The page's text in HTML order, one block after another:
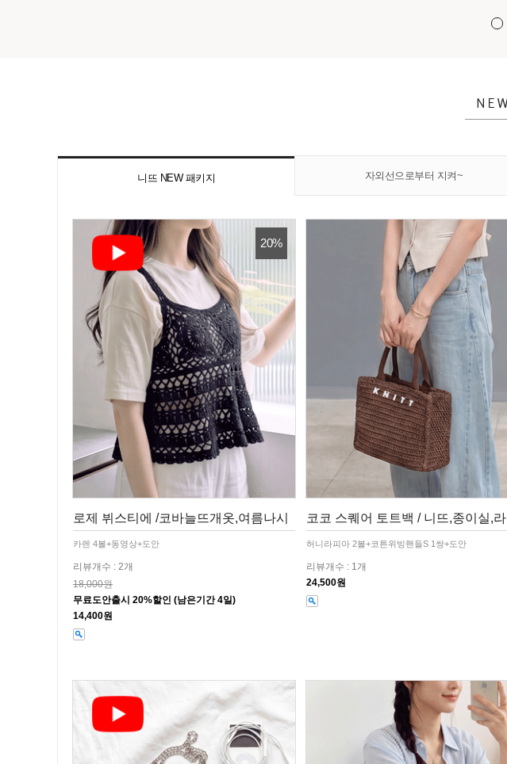
니뜨 NEW 패키지 자외선으로부터 지켜~
20%
20%
로제 뷔스티에 /코바늘뜨개옷,여름나시
카렌 4볼+동영상+도안
리뷰개수 : 2개
18,000원
무료도안출시 20%할인 (남은기간 4일)
14,400원
코코 스퀘어 토트백 / 니뜨,종이실,라
허니라피아 2볼+코튼위빙핸들S 1쌍+도안
리뷰개수 : 1개
24,500원